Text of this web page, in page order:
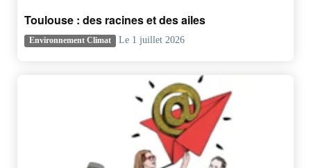
Toulouse : des racines et des ailes
Environnement Climat Le 1 juillet 2026